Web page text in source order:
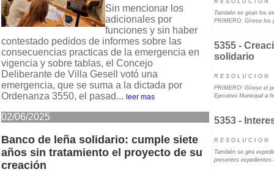
Sin mencionar los
adicionales por
funciones y sin haber
contestado pedidos de informes sobre las
consecuencias practicas de la emergencia en
vigencia y sobre tablas, el Concejo
Deliberante de Villa Gesell votó una
emergencia, que se suma a la dictada por
Ordenanza 3550, el pasad... leer mas
02/06/2025
Banco de leña solidario: cumple siete
años sin tratamiento el proyecto de su
creación
R E S O L U C I O N
También se giran los
PRIMERO: Gírese los
5355 -
solidario
R E S O L U C I O N
PRIMERO: Gírese el
Ejecutivo Municipal a
5353 -
R E S O L U C I O N
También se gira
presentes